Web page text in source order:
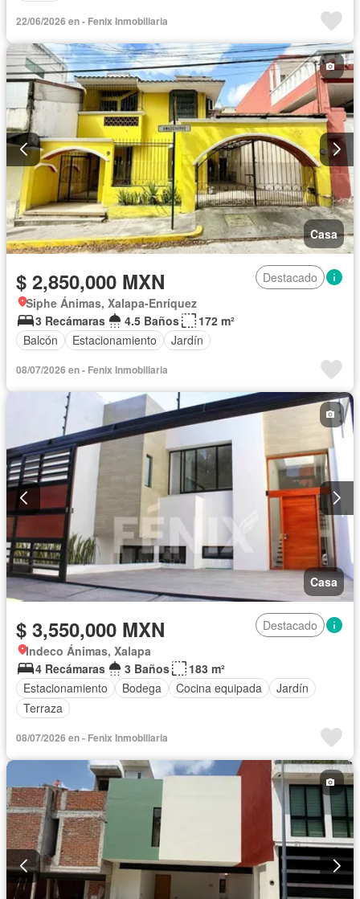
22/06/2026 en - Fenix Inmobiliaria
Casa
$ 2,850,000 MXN
Destacado
Siphe Ánimas, Xalapa-Enríquez
3 Recámaras
4.5 Baños
172 m²
Balcón
Estacionamiento Jardín
08/07/2026 en - Fenix Inmobiliaria
Casa
$ 3,550,000 MXN
Destacado
Indeco Ánimas, Xalapa
4 Recámaras
3 Baños
183 m²
Estacionamiento
Bodega Cocina equipada
Jardín
Terraza
08/07/2026 en - Fenix Inmobiliaria